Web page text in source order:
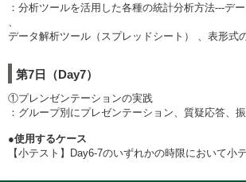
：分析ツールを活用した各種の統計分析方法---デ
、
データ解析ツール（スプレッドシート） 、表形式
第7日（Day7）
①プレンゼンテーションの実践
：グループ別にプレゼンテーション、質疑応答、
●使用するケース
【小テスト】Day6-7のいずれかの時限において小